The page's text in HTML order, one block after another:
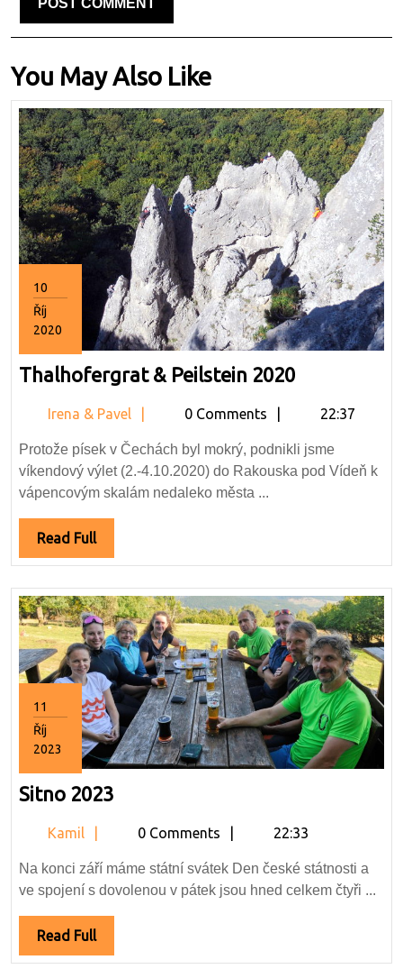
You May Also Like
10
Říj
2020
10.10.2020
Thalhofergrat & Peilstein 2020
Peilstein
2020
Irena & Pavel
Irena
Pavel
0 Comments 22:37
Protože písek v Čechách byl mokrý, podnikli jsme
víkendový výlet (2.-4.10.2020) do Rakouska pod Vídeň k
vápencovým skalám nedaleko města ...
Read FullRead
Full
11
Říj
2023
11.10.2023
Sitno 2023Sitno
Kamil Kamil0 Comments 22:33
Na konci září máme státní svátek Den české státnosti a
ve spojení s dovolenou v pátek jsou hned celkem čtyři ...
Read Full
Full